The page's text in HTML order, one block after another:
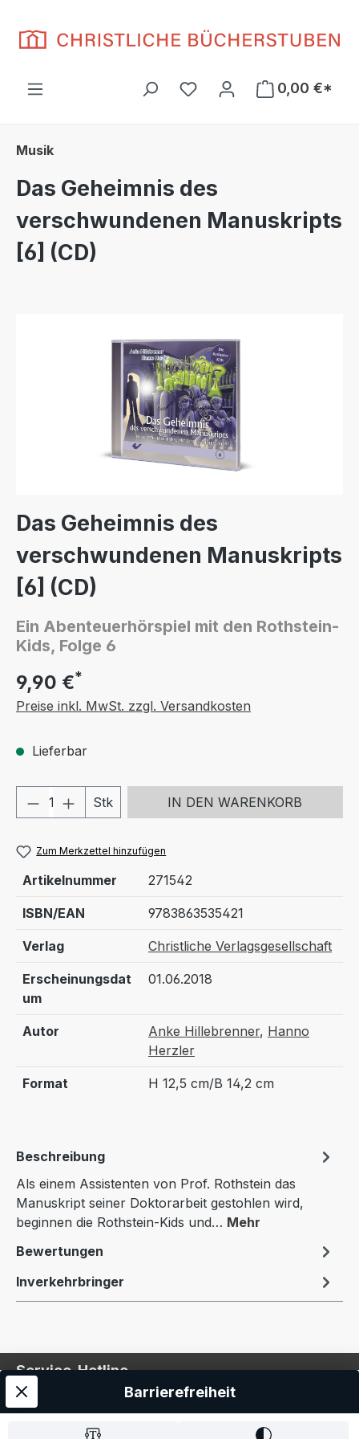
Du hast 0 Produkte auf
0,00 €*
Musik
Das Geheimnis des
verschwundenen Manuskripts
[6] (CD)
Das Geheimnis des
verschwundenen Manuskripts
[6] (CD)
Ein Abenteuerhörspiel mit den Rothstein-
Kids, Folge 6
9,90 €*
Preise inkl. MwSt. zzgl. Versandkosten
Lieferbar
Produkt Anzahl: Gib den
Stk IN DEN WARENKORB
Zum Merkzettel hinzufügen
Artikelnummer 271542
ISBN/EAN 9783863535421
Verlag Christliche Verlagsgesellschaft
Erscheinungsdat
um
01.06.2018
Autor Anke Hillebrenner, Hanno
Herzler
Format H 12,5 cm/B 14,2 cm
Beschreibung
Als einem Assistenten von Prof. Rothstein das
Manuskript seiner Doktorarbeit gestohlen wird,
beginnen die Rothstein-Kids und… Mehr
Bewertungen
Inverkehrbringer
Service-Hotline
Service
Barrierefreiheit